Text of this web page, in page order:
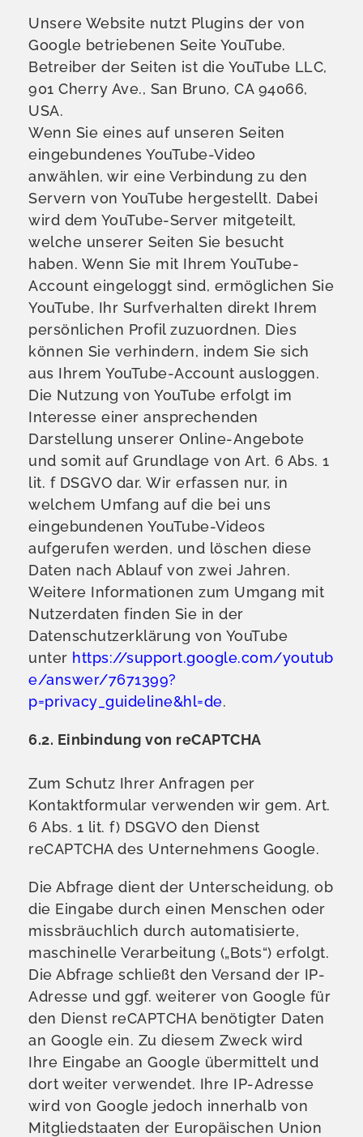
Unsere Website nutzt Plugins der von
Google betriebenen Seite YouTube.
Betreiber der Seiten ist die YouTube LLC,
901 Cherry Ave., San Bruno, CA 94066,
USA.
Wenn Sie eines auf unseren Seiten
eingebundenes YouTube-Video
anwählen, wir eine Verbindung zu den
Servern von YouTube hergestellt. Dabei
wird dem YouTube-Server mitgeteilt,
welche unserer Seiten Sie besucht
haben. Wenn Sie mit Ihrem YouTube-
Account eingeloggt sind, ermöglichen Sie
YouTube, Ihr Surfverhalten direkt Ihrem
persönlichen Profil zuzuordnen. Dies
können Sie verhindern, indem Sie sich
aus Ihrem YouTube-Account ausloggen.
Die Nutzung von YouTube erfolgt im
Interesse einer ansprechenden
Darstellung unserer Online-Angebote
und somit auf Grundlage von Art. 6 Abs. 1
lit. f DSGVO dar. Wir erfassen nur, in
welchem Umfang auf die bei uns
eingebundenen YouTube-Videos
aufgerufen werden, und löschen diese
Daten nach Ablauf von zwei Jahren.
Weitere Informationen zum Umgang mit
Nutzerdaten finden Sie in der
Datenschutzerklärung von YouTube
unter https://support.google.com/youtub
e/answer/7671399?
p=privacy_guideline&hl=de.
6.2. Einbindung von reCAPTCHA
Zum Schutz Ihrer Anfragen per
Kontaktformular verwenden wir gem. Art.
6 Abs. 1 lit. f) DSGVO den Dienst
reCAPTCHA des Unternehmens Google.
Die Abfrage dient der Unterscheidung, ob
die Eingabe durch einen Menschen oder
missbräuchlich durch automatisierte,
maschinelle Verarbeitung („Bots“) erfolgt.
Die Abfrage schließt den Versand der IP-
Adresse und ggf. weiterer von Google für
den Dienst reCAPTCHA benötigter Daten
an Google ein. Zu diesem Zweck wird
Ihre Eingabe an Google übermittelt und
dort weiter verwendet. Ihre IP-Adresse
wird von Google jedoch innerhalb von
Mitgliedstaaten der Europäischen Union